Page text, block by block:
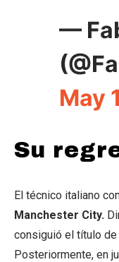
—
May
Su
El técnico italiano
Manchester City.
consiguió el título de
Posteriormente, en